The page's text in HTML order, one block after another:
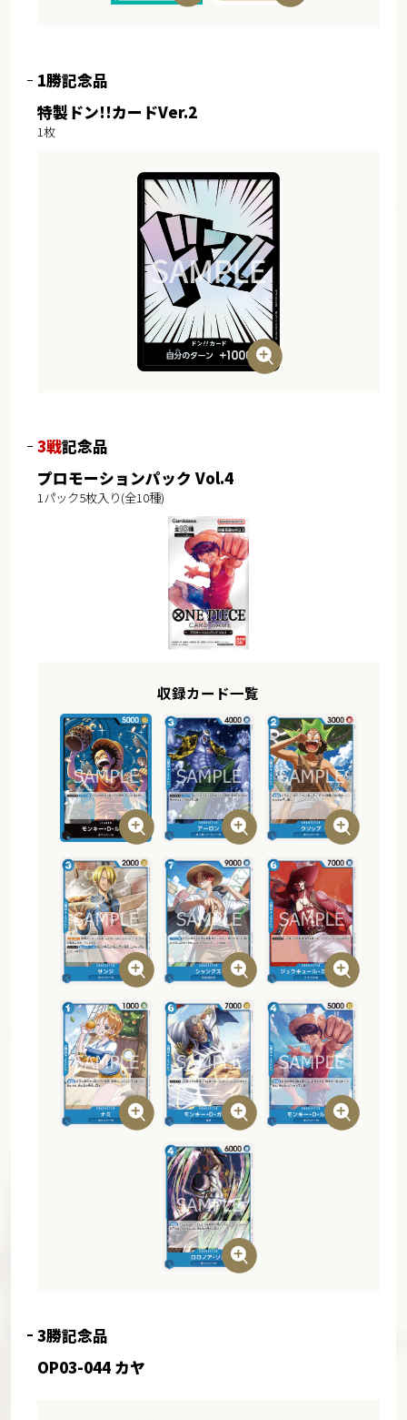
1勝記念品
特製ドン!!カードVer.2
1枚
3戦記念品
プロモーションパック Vol.4
1パック5枚入り(全10種)
収録カード一覧
3勝記念品
OP03-044 カヤ